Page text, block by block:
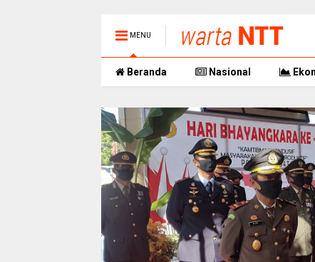
MENU
Beranda Nasional